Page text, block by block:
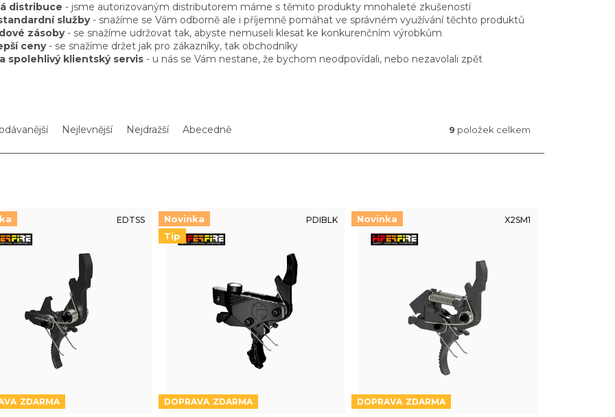
distribuce - jsme autorizovaným distributorem máme s těmito produkty mnohaleté zkušeností
služby- snažíme se Vám odborně ale i příjemně pomáhat ve správném využívání těchto produktů
zásoby- se snažíme udržovat tak, abyste nemuseli klesat ke konkurenčním výrobkům
ceny- se snažíme držet jak pro zákazníky, tak obchodníky
spolehlivý klientský servis - u nás se Vám nestane, že bychom neodpovídali, nebo nezavolali zpět
Nejlevnější Nejdražší Abecedně 9 položek celkem
ZDARMA
EDTSS
Novinka
Tip
ZDARMA
PDIBLK Novinka
ZDARMA
X2SM1